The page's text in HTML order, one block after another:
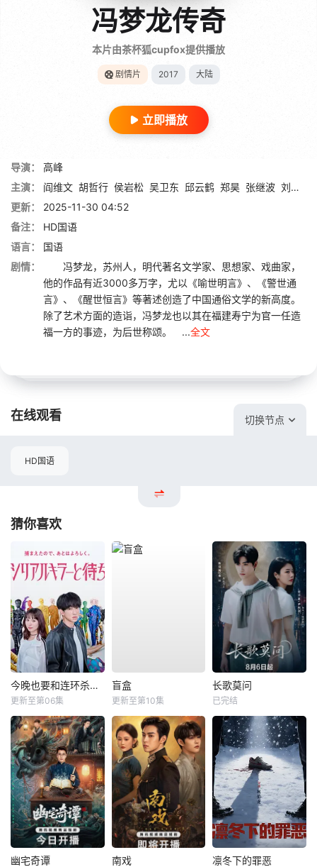
冯梦龙传奇
本片由茶杯狐cupfox提供播放
剧情片 2017 大陆
立即播放
导演：
高峰
主演：
阎维文 胡哲行 侯岩松 吴卫东 邱云鹤 郑昊 张继波 刘小宁
更新：
2025-11-30 04:52
备注：
HD国语
语言：
国语
剧情：
冯梦龙，苏州人，明代著名文学家、思想家、戏曲家，
他的作品有近3000多万字，尤以《喻世明言》、《警世通
言》、《醒世恒言》等著述创造了中国通俗文学的新高度。
除了艺术方面的造诣，冯梦龙也以其在福建寿宁为官一任造
福一方的事迹，为后世称颂。 ...全文
在线观看 切换节点
HD国语
猜你喜欢
今晚也要和连环杀手约会
更新至第06集
盲盒
更新至第10集
长歌莫问
已完结
幽宅奇谭 南戏 凛冬下的罪恶